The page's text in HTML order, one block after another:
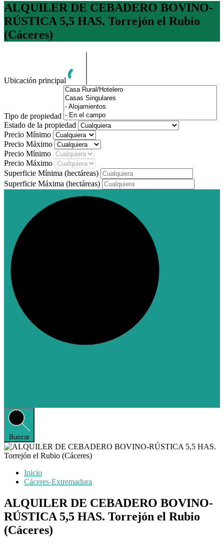
ALQUILER DE CEBADERO BOVINO-
RÚSTICA 5,5 HAS. Torrejón el Rubio
(Cáceres)
Ubicación principal
Tipo de propiedad
Estado de la propiedad
Precio Mínimo
Precio Máximo
Precio Mínimo
Precio Máximo
Superficie Mínima (hectáreas)
Superficie Máxima (hectáreas)
Buscar
Inicio
Cáceres-Extremadura
ALQUILER DE CEBADERO BOVINO-
RÚSTICA 5,5 HAS. Torrejón el Rubio
(Cáceres)